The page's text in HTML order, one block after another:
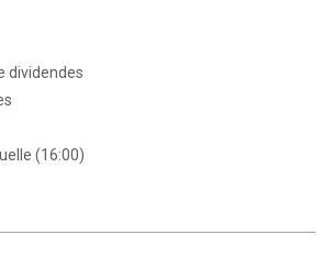
dividendes
(16:00)